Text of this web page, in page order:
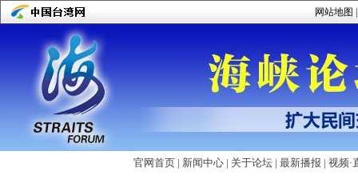
网站地图
官网首页 | 新闻中心 | 关于论坛 | 最新播报 | 视频·